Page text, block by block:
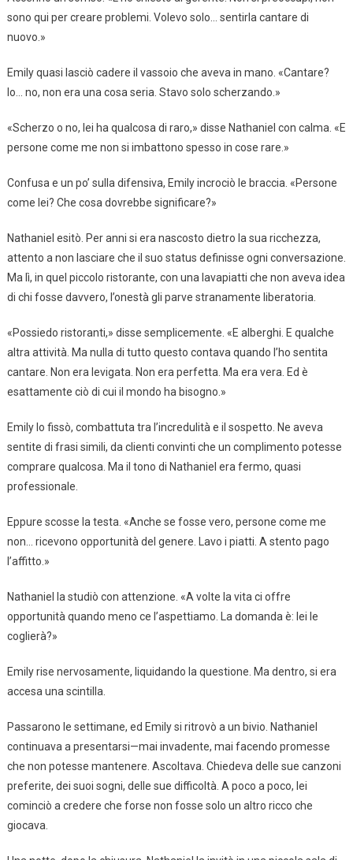
sono qui per creare problemi. Volevo solo… sentirla cantare di
nuovo.»
Emily quasi lasciò cadere il vassoio che aveva in mano. «Cantare?
Io… no, non era una cosa seria. Stavo solo scherzando.»
«Scherzo o no, lei ha qualcosa di raro,» disse Nathaniel con calma. «E
persone come me non si imbattono spesso in cose rare.»
Confusa e un po’ sulla difensiva, Emily incrociò le braccia. «Persone
come lei? Che cosa dovrebbe significare?»
Nathaniel esitò. Per anni si era nascosto dietro la sua ricchezza,
attento a non lasciare che il suo status definisse ogni conversazione.
Ma lì, in quel piccolo ristorante, con una lavapiatti che non aveva idea
di chi fosse davvero, l’onestà gli parve stranamente liberatoria.
«Possiedo ristoranti,» disse semplicemente. «E alberghi. E qualche
altra attività. Ma nulla di tutto questo contava quando l’ho sentita
cantare. Non era levigata. Non era perfetta. Ma era vera. Ed è
esattamente ciò di cui il mondo ha bisogno.»
Emily lo fissò, combattuta tra l’incredulità e il sospetto. Ne aveva
sentite di frasi simili, da clienti convinti che un complimento potesse
comprare qualcosa. Ma il tono di Nathaniel era fermo, quasi
professionale.
Eppure scosse la testa. «Anche se fosse vero, persone come me
non… ricevono opportunità del genere. Lavo i piatti. A stento pago
l’affitto.»
Nathaniel la studiò con attenzione. «A volte la vita ci offre
opportunità quando meno ce l’aspettiamo. La domanda è: lei le
coglierà?»
Emily rise nervosamente, liquidando la questione. Ma dentro, si era
accesa una scintilla.
Passarono le settimane, ed Emily si ritrovò a un bivio. Nathaniel
continuava a presentarsi—mai invadente, mai facendo promesse
che non potesse mantenere. Ascoltava. Chiedeva delle sue canzoni
preferite, dei suoi sogni, delle sue difficoltà. A poco a poco, lei
cominciò a credere che forse non fosse solo un altro ricco che
giocava.